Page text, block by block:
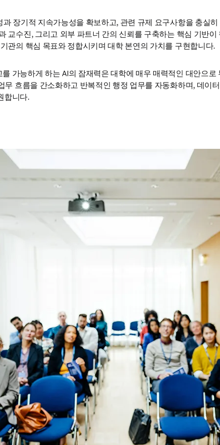
장기적 지속가능성을 확보하고, 관련 규제 요구사항을 충실
교수진, 그리고 외부 파트너 간의 신뢰를 구축하는 핵심 기반
관의 핵심 목표와 정합시키며 대학 본연의 가치를 구현합니다.
가능하게 하는 AI의 잠재력은 대학에 매우 매력적인 대안으
흐름을 간소화하고 반복적인 행정 업무를 자동화하며, 데이
합니다.